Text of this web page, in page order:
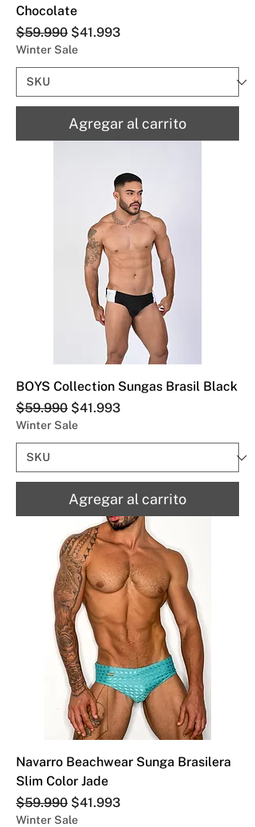
Chocolate
Precio
$59.990 Precio de oferta
$41.993
Winter Sale
Agregar al carrito
BOYS Collection Sungas Brasil Black
Precio
$59.990 Precio de oferta
$41.993
Winter Sale
Agregar al carrito
Navarro Beachwear Sunga Brasilera
Slim Color Jade
Precio
$59.990 Precio de oferta
$41.993
Winter Sale